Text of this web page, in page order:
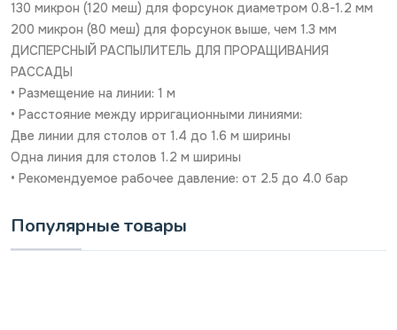
130 микрон (120 меш) для форсунок диаметром 0.8-1.2 мм
200 микрон (80 меш) для форсунок выше, чем 1.3 мм
ДИСПЕРСНЫЙ РАСПЫЛИТЕЛЬ ДЛЯ ПРОРАЩИВАНИЯ
РАССАДЫ
• Размещение на линии: 1 м
• Расстояние между ирригационными линиями:
Две линии для столов от 1.4 до 1.6 м ширины
Одна линия для столов 1.2 м ширины
• Рекомендуемое рабочее давление: от 2.5 до 4.0 бар
Популярные товары